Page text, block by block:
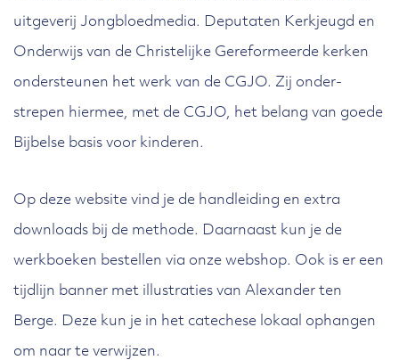
uitgeverij Jongbloedmedia. Deputaten Kerkjeugd en
Onderwijs van de Christelijke Gereformeerde kerken
ondersteunen het werk van de CGJO. Zij onder­
strepen hier­mee, met de CGJO, het belang van goede
Bijbelse basis voor kin­de­ren.
Op deze website vind je de handleiding en extra
down­loads bij de methode. Daarnaast kun je de
werkboeken bestellen via onze webshop. Ook is er een
tijdlijn banner met illu­stra­ties van Alexander ten
Berge. Deze kun je in het catechese lokaal ophan­gen
om naar te verwijzen.